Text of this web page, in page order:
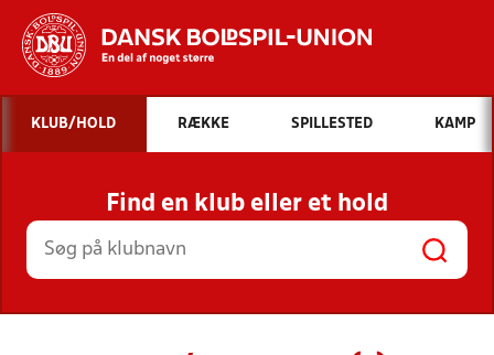
Hvad vil du søge efter?
INDHOLD OG NYHEDER
STILLINGER, RESULTATER, KLUBBER OG
HOLD
KLUB/HOLD RÆKKE SPILLESTED KAMP
Find en klub eller et hold